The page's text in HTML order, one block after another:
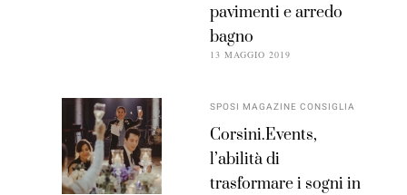
pavimenti e arredo
bagno
13 MAGGIO 2019
SPOSI MAGAZINE CONSIGLIA
Corsini.Events,
l’abilità di
trasformare i sogni in